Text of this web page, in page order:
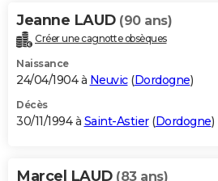
Jeanne LAUD (90 ans)
Créer une cagnotte obsèques
Naissance
24/04/1904 à Neuvic(Dordogne)
Décès
30/11/1994 à Saint-Astier(Dordogne)
Marcel LAUD (83 ans)